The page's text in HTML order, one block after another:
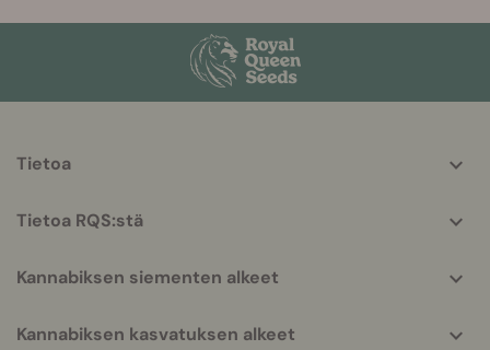
helpful
Tietoa
Tietoa RQS:stä
Kannabiksen siementen alkeet
Kannabiksen kasvatuksen alkeet